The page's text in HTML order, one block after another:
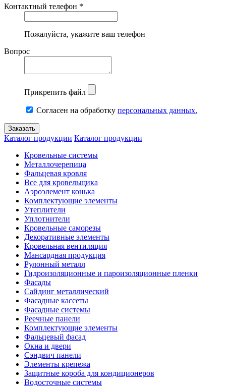
Контактный телефон *
Пожалуйста, укажите ваш телефон
Вопрос
Прикрепить файл
Согласен на обработку персональных данных.
Каталог продукции Каталог продукции
Кровельные системы
Металлочерепица
Фальцевая кровля
Все для кровельщика
Аэроэлемент конька
Комплектующие элементы
Утеплители
Уплотнители
Кровельные саморезы
Декоративные элементы
Кровельная вентиляция
Мансардная продукция
Рулонный металл
Гидроизоляционные и пароизоляционные пленки
Фасады
Сайдинг металлический
Фасадные кассеты
Фасадные системы
Реечные панели
Комплектующие элементы
Фальцевый фасад
Окна и двери
Сэндвич панели
Элементы крепежа
Защитные короба для кондиционеров
Водосточные системы